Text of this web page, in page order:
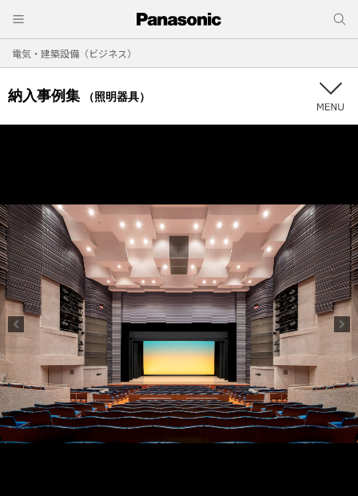
電気・建築設備（ビジネス）
納入事例集 （照明器具）